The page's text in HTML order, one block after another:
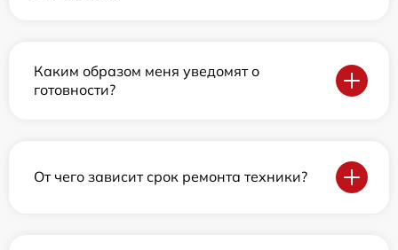
Каким образом меня уведомят о
готовности?
От чего зависит срок ремонта техники?